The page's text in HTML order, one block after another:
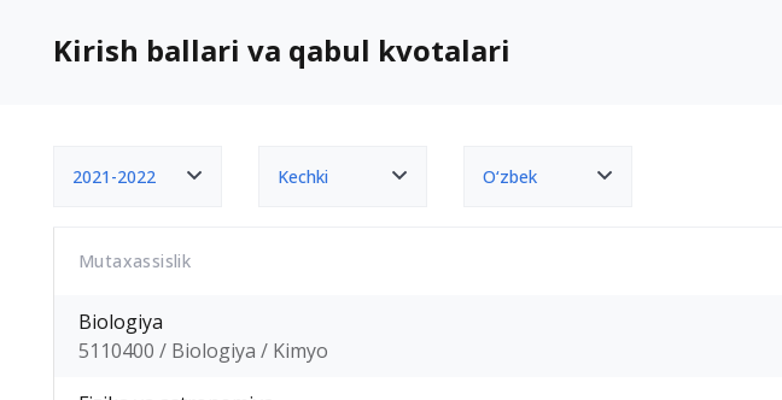
Kirish ballari va qabul kvotalari
2021-2022 Kechki O‘zbek
Mutaxassislik
Biologiya
5110400 / Biologiya / Kimyo